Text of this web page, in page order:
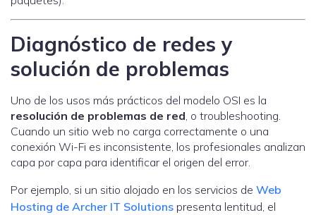
Diagnóstico de redes y
solución de problemas
Uno de los usos más prácticos del modelo OSI es la
resolución de problemas de red, o troubleshooting.
Cuando un sitio web no carga correctamente o una
conexión Wi-Fi es inconsistente, los profesionales analizan
capa por capa para identificar el origen del error.
Por ejemplo, si un sitio alojado en los servicios de Web
Hosting de Archer IT Solutions presenta lentitud, el